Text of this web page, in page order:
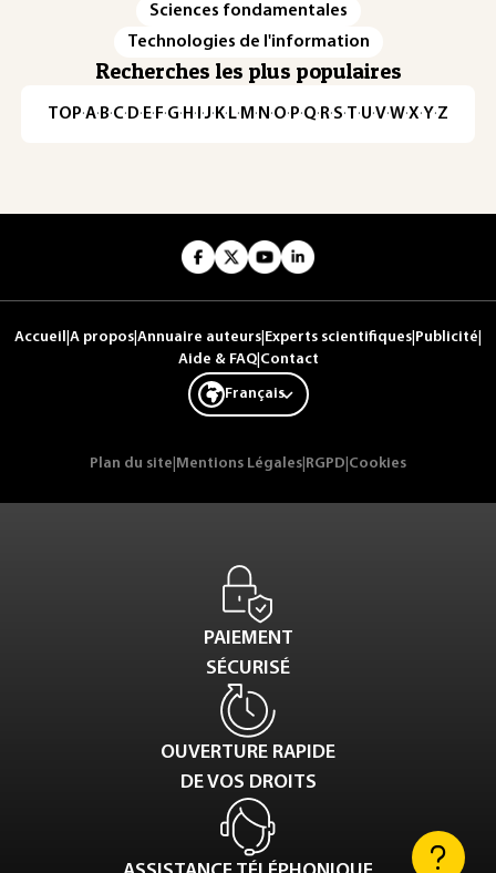
Sciences fondamentales
Technologies de l'information
Recherches les plus populaires
TOP·A·B·C· D· E· F·G· H · ·J· K· L· M · N ·O· P·Q· R·S·T·U·V·W·X·Y·Z
Accueil A propos Annuaire auteurs Experts scientifiques Publicité
Aide & FAQ| Contact
Français
Plan du site Mentions Légales RGPD Cookies
PAIEMENT
SÉCURISÉ
OUVERTURE RAPIDE
DE VOS DROITS